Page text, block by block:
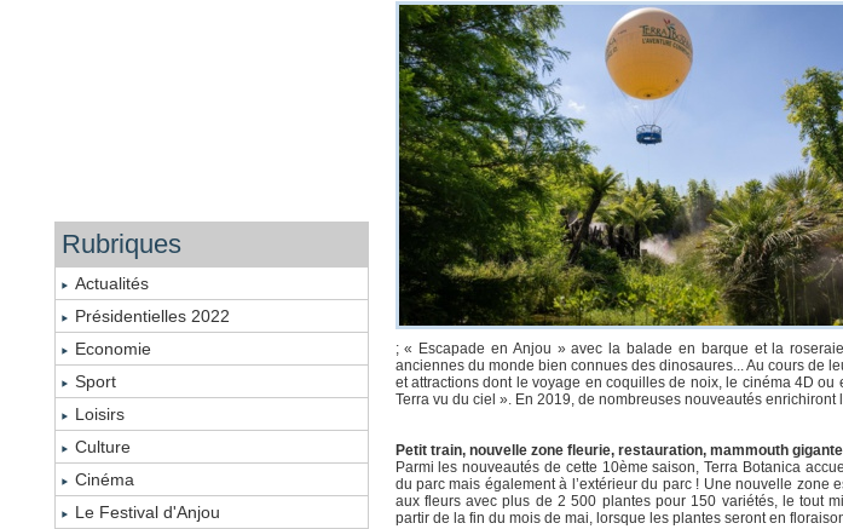
Rubriques
Actualités
Présidentielles 2022
Economie
Sport
Loisirs
Culture
Cinéma
Le Festival d'Anjou
; « Escapade en Anjou » avec la balade en barque et la
anciennes du monde bien connues des dinosaures... Au cours de
et attractions dont le voyage en coquilles de noix, le cinéma 4D
Terra vu du ciel ». En 2019, de nombreuses nouveautés
Petit train, nouvelle zone fleurie, restauration, mammouth
Parmi les nouveautés de cette 10ème saison, Terra Botanica
du parc mais également à l’extérieur du parc ! Une nouvelle zone
aux fleurs avec plus de 2 500 plantes pour 150 variétés, le tout
partir de la fin du mois de mai, lorsque les plantes seront en